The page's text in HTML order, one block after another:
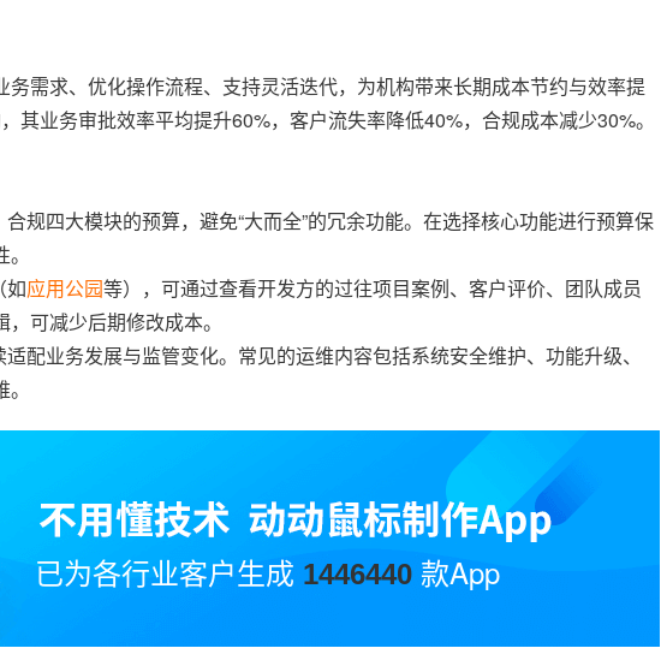
需求、优化操作流程、支持灵活迭代，为机构带来长期成本节约与效率提
业务审批效率平均提升60%，客户流失率降低40%，合规成本减少30%。
规四大模块的预算，避免“大而全”的冗余功能。在选择核心功能进行预算保
如应用公园等），可通过查看开发方的过往项目案例、客户评价、团队成员
可减少后期修改成本。
配业务发展与监管变化。常见的运维内容包括系统安全维护、功能升级、
已为各行业客户生成 1446440 款App